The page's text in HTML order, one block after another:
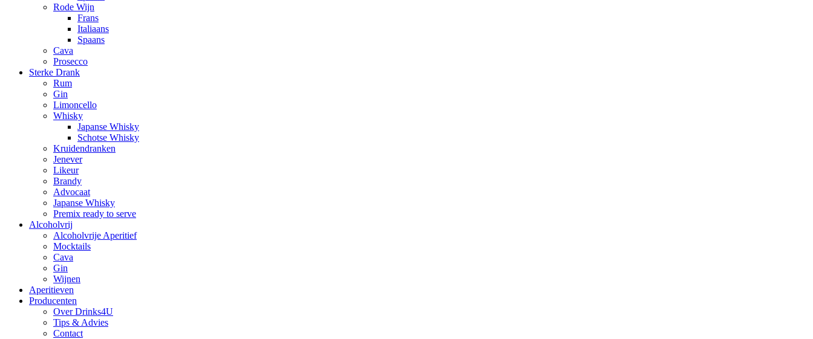
Rode Wijn
Frans
Italiaans
Spaans
Cava
Prosecco
Sterke Drank
Rum
Gin
Limoncello
Whisky
Japanse Whisky
Schotse Whisky
Kruidendranken
Jenever
Likeur
Brandy
Advocaat
Japanse Whisky
Premix ready to serve
Alcoholvrij
Alcoholvrije Aperitief
Mocktails
Cava
Gin
Wijnen
Aperitieven
Producenten
Over Drinks4U
Tips & Advies
Contact